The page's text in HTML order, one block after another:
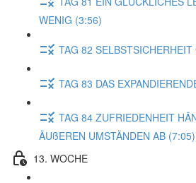
WENIG (3:56)
TAG 82
TAG 83 DAS
TAG 84 ZUFRIEDENHEIT
ÄUßEREN UMSTÄNDEN AB (7:05)
13. WOCHE